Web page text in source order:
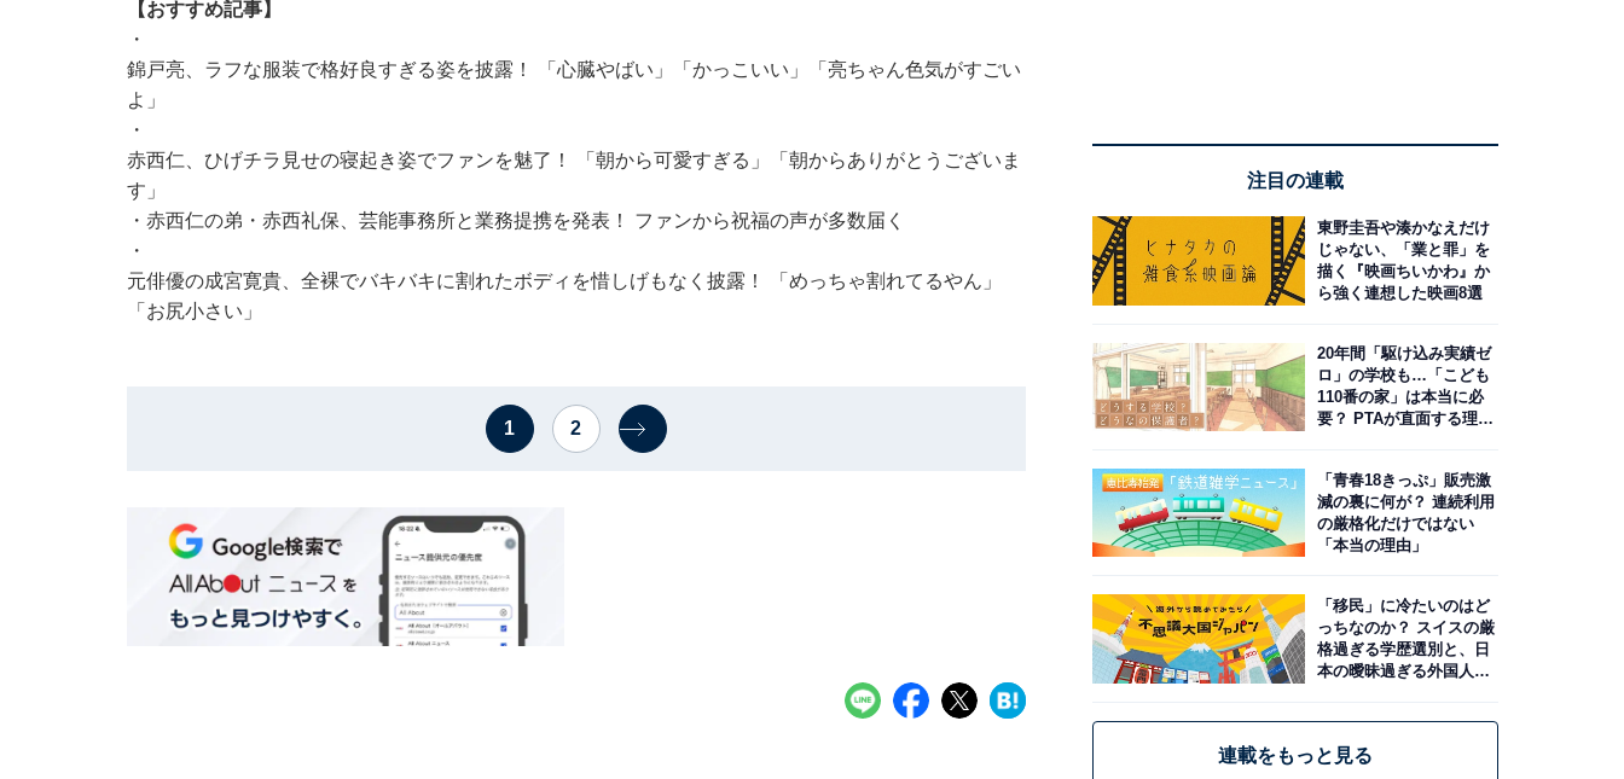
【おすすめ記事】
・
錦戸亮、ラフな服装で格好良すぎる姿を披露！ 「心臓やばい」「かっこいい」「亮ちゃん色気がすごい
よ」
・
赤西仁、ひげチラ見せの寝起き姿でファンを魅了！ 「朝から可愛すぎる」「朝からありがとうございま
す」
・ 赤西仁の弟・赤西礼保、芸能事務所と業務提携を発表！ ファンから祝福の声が多数届く
・
元俳優の成宮寛貴、全裸でバキバキに割れたボディを惜しげもなく披露！ 「めっちゃ割れてるやん」
「お尻小さい」
1 2
注目の連載
東野圭吾や湊かなえだけ
じゃない、「業と罪」を
描く『映画ちいかわ』か
ら強く連想した映画8選
20年間「駆け込み実績ゼ
ロ」の学校も…「こども
110番の家」は本当に必
要？ PTAが直面する理想
「青春18きっぷ」販売激
減の裏に何が？ 連続利用
の厳格化だけではない
「本当の理由」
「移民」に冷たいのはど
っちなのか？ スイスの厳
格過ぎる学歴選別と、日
本の曖昧過ぎる外国人政
連載をもっと見る